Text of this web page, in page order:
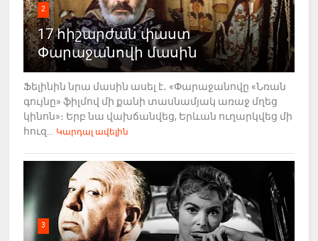
2
17 հիշարժան փաստ
Փարաջանովի մասին
Ֆելինին նրա մասին ասել է․ «Փարաջանովը «Նռան
գույնը» ֆիլմով մի քանի տասնամյակ առաջ մղեց
կինոն»։ Երբ նա վախճանվեց, Երևան ուղարկվեց մի
հուզ...
Կարդալ ավելին
3